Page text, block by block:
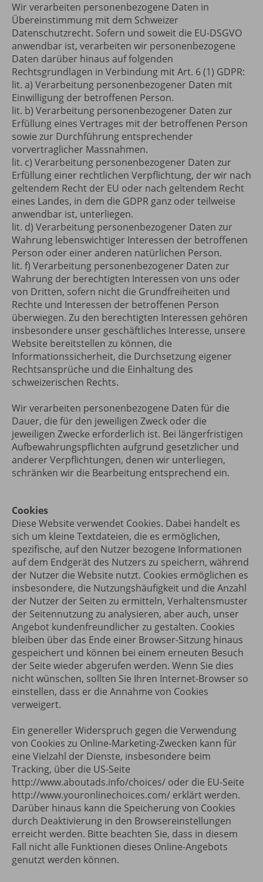
Wir verarbeiten personenbezogene Daten in
Übereinstimmung mit dem Schweizer
Datenschutzrecht. Sofern und soweit die EU-DSGVO
anwendbar ist, verarbeiten wir personenbezogene
Daten darüber hinaus auf folgenden
Rechtsgrundlagen in Verbindung mit Art. 6 (1) GDPR:
lit. a) Verarbeitung personenbezogener Daten mit
Einwilligung der betroffenen Person.
lit. b) Verarbeitung personenbezogener Daten zur
Erfüllung eines Vertrages mit der betroffenen Person
sowie zur Durchführung entsprechender
vorvertraglicher Massnahmen.
lit. c) Verarbeitung personenbezogener Daten zur
Erfüllung einer rechtlichen Verpflichtung, der wir nach
geltendem Recht der EU oder nach geltendem Recht
eines Landes, in dem die GDPR ganz oder teilweise
anwendbar ist, unterliegen.
lit. d) Verarbeitung personenbezogener Daten zur
Wahrung lebenswichtiger Interessen der betroffenen
Person oder einer anderen natürlichen Person.
lit. f) Verarbeitung personenbezogener Daten zur
Wahrung der berechtigten Interessen von uns oder
von Dritten, sofern nicht die Grundfreiheiten und
Rechte und Interessen der betroffenen Person
überwiegen. Zu den berechtigten Interessen gehören
insbesondere unser geschäftliches Interesse, unsere
Website bereitstellen zu können, die
Informationssicherheit, die Durchsetzung eigener
Rechtsansprüche und die Einhaltung des
schweizerischen Rechts.
Wir verarbeiten personenbezogene Daten für die
Dauer, die für den jeweiligen Zweck oder die
jeweiligen Zwecke erforderlich ist. Bei längerfristigen
Aufbewahrungspflichten aufgrund gesetzlicher und
anderer Verpflichtungen, denen wir unterliegen,
schränken wir die Bearbeitung entsprechend ein.
Cookies
Diese Website verwendet Cookies. Dabei handelt es
sich um kleine Textdateien, die es ermöglichen,
spezifische, auf den Nutzer bezogene Informationen
auf dem Endgerät des Nutzers zu speichern, während
der Nutzer die Website nutzt. Cookies ermöglichen es
insbesondere, die Nutzungshäufigkeit und die Anzahl
der Nutzer der Seiten zu ermitteln, Verhaltensmuster
der Seitennutzung zu analysieren, aber auch, unser
Angebot kundenfreundlicher zu gestalten. Cookies
bleiben über das Ende einer Browser-Sitzung hinaus
gespeichert und können bei einem erneuten Besuch
der Seite wieder abgerufen werden. Wenn Sie dies
nicht wünschen, sollten Sie Ihren Internet-Browser so
einstellen, dass er die Annahme von Cookies
verweigert.
Ein genereller Widerspruch gegen die Verwendung
von Cookies zu Online-Marketing-Zwecken kann für
eine Vielzahl der Dienste, insbesondere beim
Tracking, über die US-Seite
http://www.aboutads.info/choices/ oder die EU-Seite
http://www.youronlinechoices.com/ erklärt werden.
Darüber hinaus kann die Speicherung von Cookies
durch Deaktivierung in den Browsereinstellungen
erreicht werden. Bitte beachten Sie, dass in diesem
Fall nicht alle Funktionen dieses Online-Angebots
genutzt werden können.